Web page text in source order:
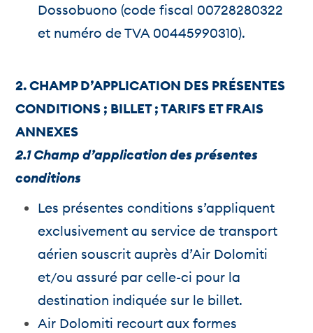
Dossobuono (code fiscal 00728280322
et numéro de TVA 00445990310).
2. CHAMP D’APPLICATION DES PRÉSENTES
CONDITIONS ; BILLET ; TARIFS ET FRAIS
ANNEXES
2.1 Champ d’application des présentes
conditions
Les présentes conditions s’appliquent
exclusivement au service de transport
aérien souscrit auprès d’Air Dolomiti
et/ou assuré par celle-ci pour la
destination indiquée sur le billet.
Air Dolomiti recourt aux formes